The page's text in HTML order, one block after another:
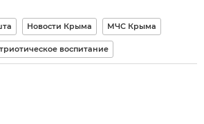
Новости Крыма МЧС Крыма
воспитание